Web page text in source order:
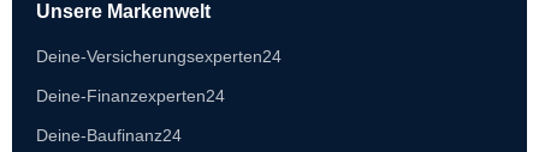
Unsere Markenwelt
Deine-Versicherungsexperten24
Deine-Finanzexperten24
Deine-Baufinanz24